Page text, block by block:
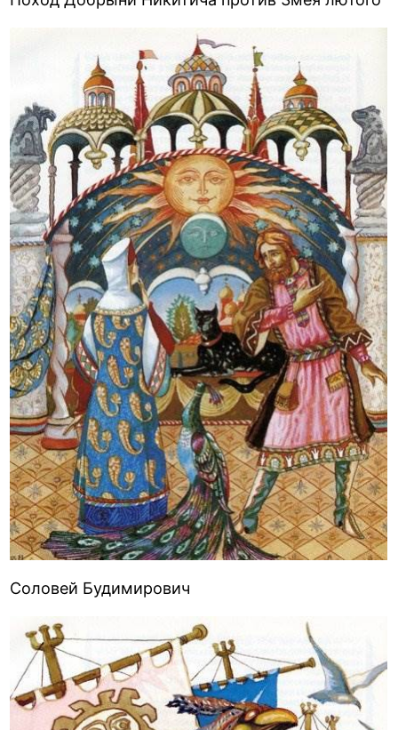
Соловей Будимирович